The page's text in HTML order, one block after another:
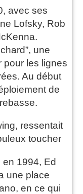
avec ses
Lofsky, Rob
une
pour les lignes
Au début
de
ressentait
toucher
en 1994, Ed
une place
en ce qui